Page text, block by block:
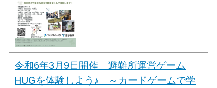
令和6年3月9日開催 避難所運営ゲーム
HUGを体験しよう♪ ～カードゲームで学